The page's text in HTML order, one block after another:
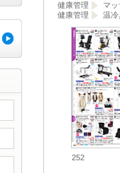
健康管理
マ
健康管理
温冷
252